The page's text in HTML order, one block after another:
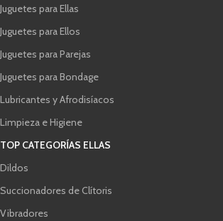
Juguetes para Ellas
Juguetes para Ellos
Juguetes para Parejas
Juguetes para Bondage
Lubricantes y Afrodisíacos
Limpieza e Higiene
TOP CATEGORÍAS ELLAS
Dildos
Succionadores de Clítoris
Vibradores